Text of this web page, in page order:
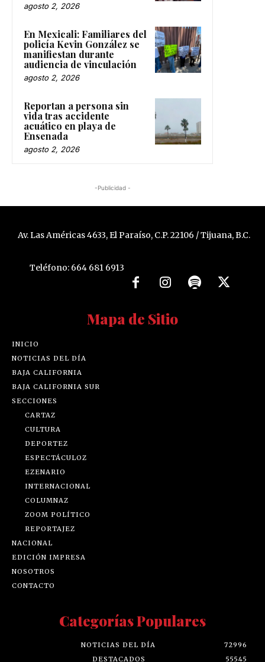
agosto 2, 2026
En Mexicali: Familiares del
policía Kevin González se
manifiestan durante
audiencia de vinculación
agosto 2, 2026
Reportan a persona sin
vida tras accidente
acuático en playa de
Ensenada
agosto 2, 2026
-Publicidad -
Av. Las Américas 4633, El Paraíso, C.P. 22106 / Tijuana, B.C.
Teléfono: 664 681 6913
Mapa de Sitio
INICIO
NOTICIAS DEL DÍA
BAJA CALIFORNIA
BAJA CALIFORNIA SUR
SECCIONES
CARTAZ
CULTURA
DEPORTEZ
ESPECTÁCULOZ
EZENARIO
INTERNACIONAL
COLUMNAZ
ZOOM POLÍTICO
REPORTAJEZ
NACIONAL
EDICIÓN IMPRESA
NOSOTROS
CONTACTO
Categorías Populares
NOTICIAS DEL DÍA
72996
DESTACADOS
55545